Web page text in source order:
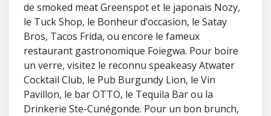
de smoked meat Greenspot et le japonais Nozy,
le Tuck Shop, le Bonheur d’occasion, le Satay
Bros, Tacos Frida, ou encore le fameux
restaurant gastronomique Foiegwa. Pour boire
un verre, visitez le reconnu speakeasy Atwater
Cocktail Club, le Pub Burgundy Lion, le Vin
Pavillon, le bar OTTO, le Tequila Bar ou la
Drinkerie Ste-Cunégonde. Pour un bon brunch,